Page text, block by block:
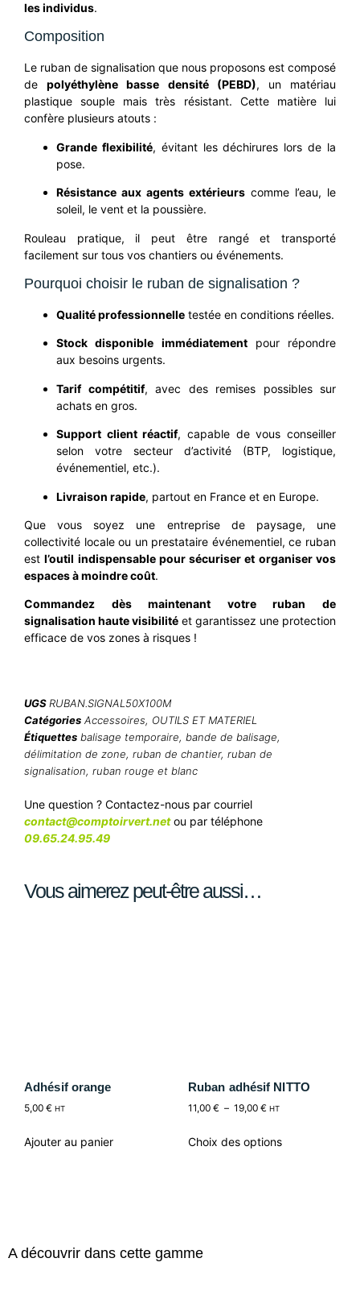
les individus.
Composition
Le ruban de signalisation que nous proposons est composé
depolyéthylène basse densité (PEBD), un matériau
plastique souple mais très résistant. Cette matière lui
confère plusieurs atouts :
Grande flexibilité, évitant les déchirures lors de la
pose.
Résistance aux agents extérieurs comme l’eau, le
soleil, le vent et la poussière.
Rouleau pratique, il peut être rangé et transporté
facilement sur tous vos chantiers ou événements.
Pourquoi choisir le ruban de signalisation ?
Qualité professionnelle testée en conditions réelles.
Stock disponible immédiatementpour répondre
aux besoins urgents.
Tarif compétitif, avec des remises possibles sur
achats en gros.
Support client réactif, capable de vous conseiller
selon votre secteur d’activité (BTP, logistique,
événementiel, etc.).
Livraison rapide, partout en France et en Europe.
Que vous soyez une entreprise de paysage, une
collectivité locale ou un prestataire événementiel, ce ruban
estl’outil indispensable pour sécuriser et organiser vos
espaces à moindre coût.
Commandez dès maintenant votre ruban de
signalisation haute visibilité et garantissez une protection
efficace de vos zones à risques !
UGSRUBAN.SIGNAL50X100M
Catégories Accessoires, OUTILS ET MATERIEL
Étiquettes balisage temporaire, bande de balisage,
délimitation de zone, ruban de chantier, ruban de
signalisation, ruban rouge et blanc
Une question ? Contactez-nous par courriel
contact@comptoirvert.netou par téléphone
09.65.24.95.49
Vous aimerez peut-être aussi…
Adhésif orange
5,00 € HT
Ajouter au panier
Ruban adhésif NITTO
11,00 € – 19,00 € HT
Choix des options
A découvrir dans cette gamme